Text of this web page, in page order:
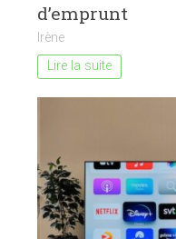
d’emprunt
Irène
Lire la suite